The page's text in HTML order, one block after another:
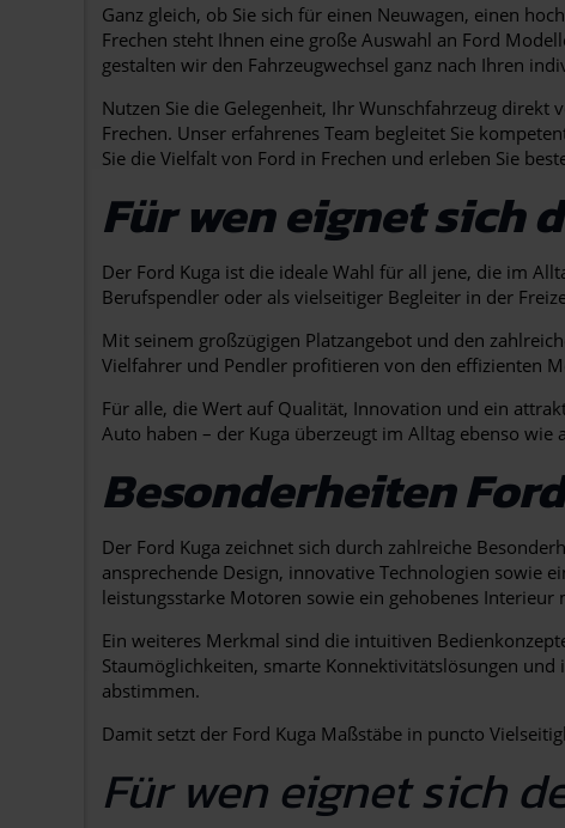
Ganz gleich, ob Sie sich für einen Neuwagen, einen
Frechen steht Ihnen eine große Auswahl an Ford
gestalten wir den Fahrzeugwechsel ganz nach Ihren
Nutzen Sie die Gelegenheit, Ihr Wunschfahrzeug
Frechen. Unser erfahrenes Team begleitet Sie
Sie die Vielfalt von Ford in Frechen und erleben Sie
Für wen eignet sich
Der Ford Kuga ist die ideale Wahl für all jene, die im
Berufspendler oder als vielseitiger Begleiter in der
Mit seinem großzügigen Platzangebot und den
Vielfahrer und Pendler profitieren von den effizienten
Für alle, die Wert auf Qualität, Innovation und ein
Auto haben – der Kuga überzeugt im Alltag ebenso
Besonderheiten
Der Ford Kuga zeichnet sich durch zahlreiche
ansprechende Design, innovative Technologien sowie
leistungsstarke Motoren sowie ein gehobenes
Ein weiteres Merkmal sind die intuitiven
Staumöglichkeiten, smarte Konnektivitätslösungen
abstimmen.
Damit setzt der Ford Kuga Maßstäbe in puncto
Für wen eignet sich